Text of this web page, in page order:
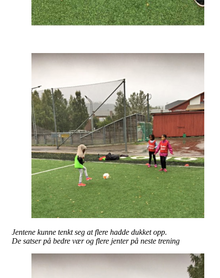
Jentene kunne tenkt seg at flere hadde dukket opp.
De satser på bedre vær og flere jenter på neste trening